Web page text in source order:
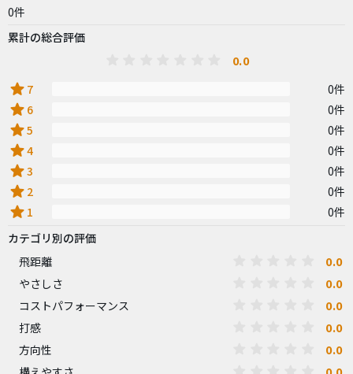
0件
累計の総合評価
0.0
star 7 0件
star 6 0件
star5 0件
star4 0件
star3 0件
star 2 0件
star 1
0件
カテゴリ別の評価
飛距離
0.0
やさしさ 0.0
コストパフォーマンス 0.0
打感 0.0
方向性 0.0